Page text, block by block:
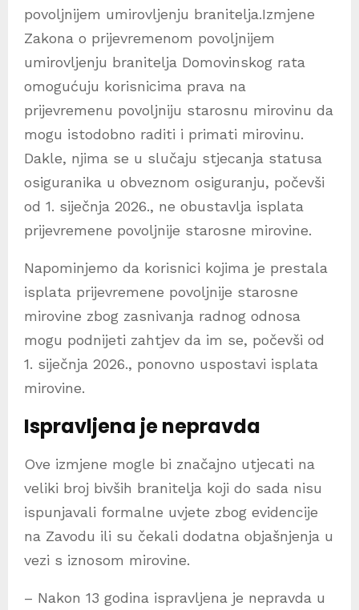
povoljnijem umirovljenju branitelja.Izmjene
Zakona o prijevremenom povoljnijem
umirovljenju branitelja Domovinskog rata
omogućuju korisnicima prava na
prijevremenu povoljniju starosnu mirovinu da
mogu istodobno raditi i primati mirovinu.
Dakle, njima se u slučaju stjecanja statusa
osiguranika u obveznom osiguranju, počevši
od 1. siječnja 2026., ne obustavlja isplata
prijevremene povoljnije starosne mirovine.
Napominjemo da korisnici kojima je prestala
isplata prijevremene povoljnije starosne
mirovine zbog zasnivanja radnog odnosa
mogu podnijeti zahtjev da im se, počevši od
1. siječnja 2026., ponovno uspostavi isplata
mirovine.
Ispravljena je nepravda
Ove izmjene mogle bi značajno utjecati na
veliki broj bivših branitelja koji do sada nisu
ispunjavali formalne uvjete zbog evidencije
na Zavodu ili su čekali dodatna objašnjenja u
vezi s iznosom mirovine.
– Nakon 13 godina ispravljena je nepravda u